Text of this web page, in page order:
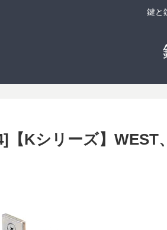
鍵と
【Kシリーズ】WEST